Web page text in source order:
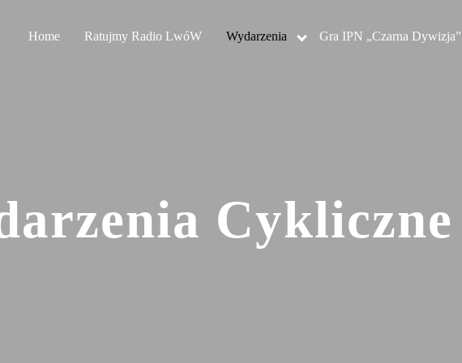
Home Ratujmy Radio LwóW Wydarzenia Gra IPN „Czarna Dywizja”
Cykliczne